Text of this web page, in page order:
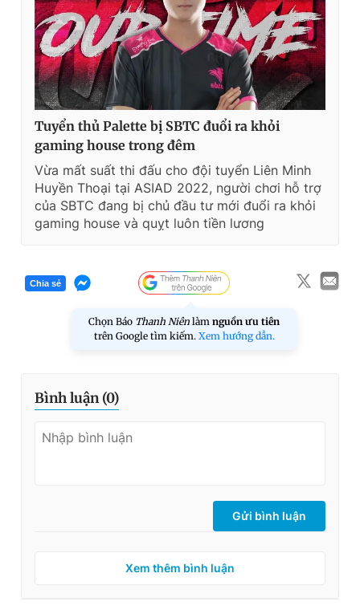
Tuyển thủ Palette bị SBTC đuổi ra khỏi
gaming house trong đêm
Vừa mất suất thi đấu cho đội tuyển Liên Minh
Huyền Thoại tại ASIAD 2022, người chơi hỗ trợ
của SBTC đang bị chủ đầu tư mới đuổi ra khỏi
gaming house và quỵt luôn tiền lương
Chia sẻ
Chọn Báo Thanh Niên làm nguồn ưu tiên
trên Google tìm kiếm. Xem hướng dẫn.
Bình luận (0)
Gửi bình luận
Xem thêm bình luận